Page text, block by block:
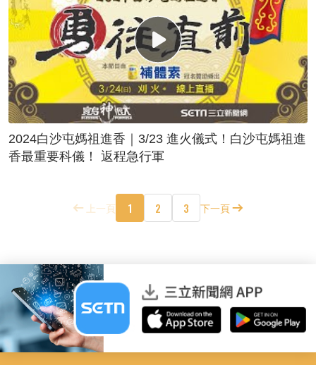
2024白沙屯媽祖進香｜3/23 進火儀式！白沙屯媽祖進
香最重要科儀！ 返程急行軍
上一頁 1 2 3 下一頁